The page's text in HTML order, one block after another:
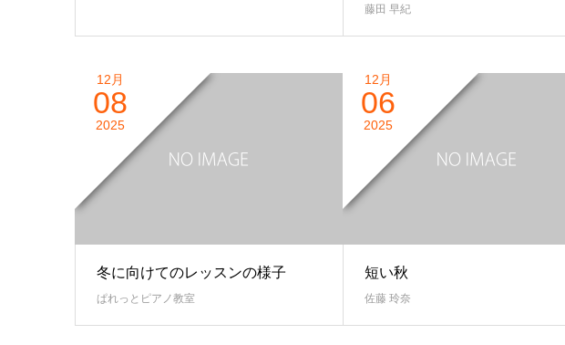
藤田 早紀
12月
08
2025
冬に向けてのレッスンの様子
ぱれっとピアノ教室
12月
06
2025
短い秋
佐藤 玲奈